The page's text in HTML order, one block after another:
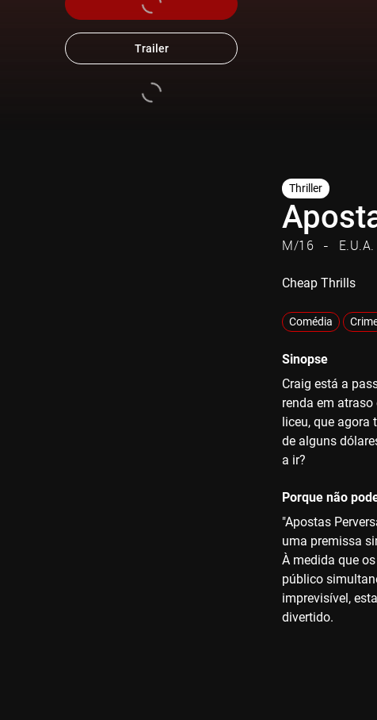
Trailer
Thriller
M/16 E.U.A.
Cheap Thrills
Comédia
Sinopse
Craig está a
renda em
liceu, que agora
de alguns
a ir?
Porque não
"Apostas
uma premissa
À medida que
público
imprevisível,
divertido.